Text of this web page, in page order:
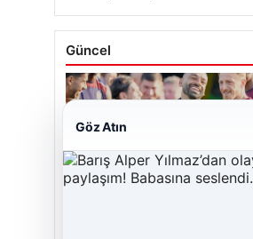
Güncel
06/08/2026
Mohamed Salah, Trabzonspor’la
Göz Atın